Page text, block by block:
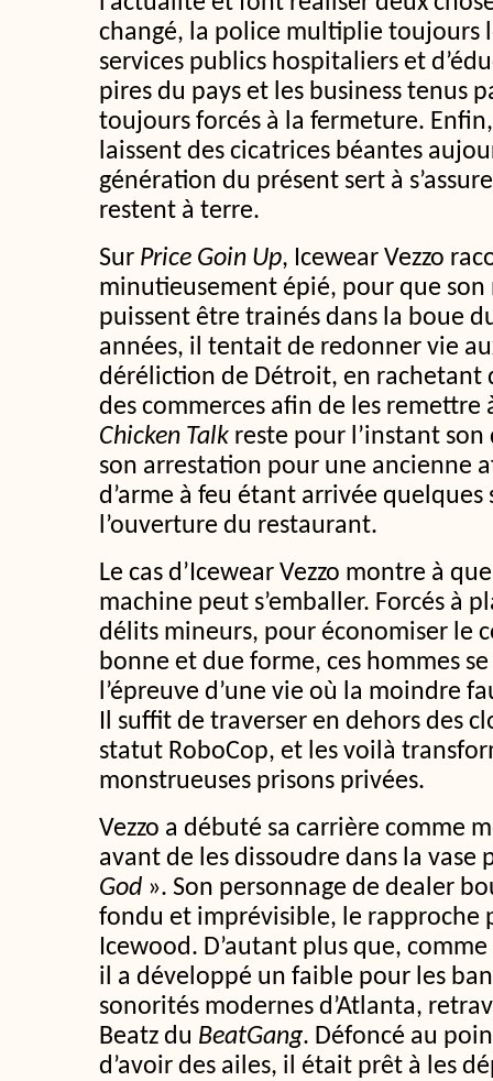
changé, la police multiplie toujours
services publics hospitaliers et
pires du pays et les business tenus
toujours forcés à la fermeture.
laissent des cicatrices béantes
génération du présent sert à
restent à terre.
Sur Price Goin Up, Icewear Vezzo
minutieusement épié, pour que
puissent être trainés dans la boue
années, il tentait de redonner vie
déréliction de Détroit, en rachetant
des commerces afin de les remettre
Chicken Talk reste pour l’instant
son arrestation pour une ancienne
d’arme à feu étant arrivée quelques
l’ouverture du restaurant.
Le cas d’Icewear Vezzo montre à
machine peut s’emballer. Forcés à
délits mineurs, pour économiser le
bonne et due forme, ces hommes
l’épreuve d’une vie où la moindre
Il suffit de traverser en dehors des
statut RoboCop, et les voilà
monstrueuses prisons privées.
Vezzo a débuté sa carrière comme
avant de les dissoudre dans la
God ». Son personnage de dealer
fondu et imprévisible, le rapproche
Icewood. D’autant plus que,
il a développé un faible pour les
sonorités modernes d’Atlanta,
Beatz du BeatGang. Défoncé au
d’avoir des ailes, il était prêt à les